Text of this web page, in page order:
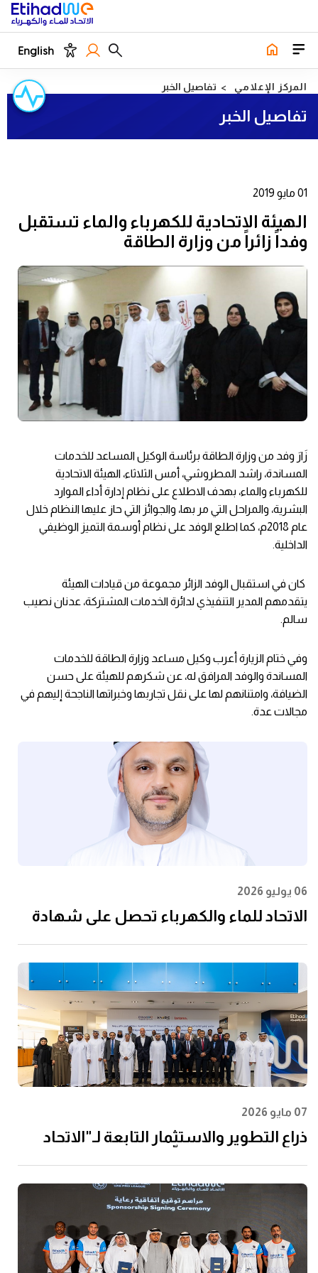
English
المركز الإعلامي تفاصيل الخبر
تفاصيل الخبر
01 مايو 2019
الهيئة الاتحادية للكهرباء والماء تستقبل
وفداً زائراً من وزارة الطاقة
زَارَ وفد من وزارة الطاقة برئاسة الوكيل المساعد للخدمات
المساندة، راشد المطروشي، أمس الثلاثاء، الهيئة الاتحادية
للكهرباء والماء، بهدف الاطلاع على نظام إدارة أداء الموارد
البشرية، والمراحل التي مر بها، والجوائز التي حاز عليها النظام خلال
عام 2018م، كما اطلع الوفد على نظام أوسمة التميز الوظيفي
الداخلية.
كان في استقبال الوفد الزائر مجموعة من قيادات الهيئة
يتقدمهم المدير التنفيذي لدائرة الخدمات المشتركة، عدنان نصيب
سالم.
وفي ختام الزيارة أعرب وكيل مساعد وزارة الطاقة للخدمات
المساندة والوفد المرافق له، عن شكرهم للهيئة على حسن
الضيافة، وامتنانهم لها على نقل تجاربها وخبراتها الناجحة إليهم في
مجالات عدة.
06 يوليو 2026
الاتحاد للماء والكهرباء تحصل على شهادة
07 مايو 2026
ذراع التطوير والاستثمار التابعة لـ"الاتحاد
الفجيرة للتحلية سعة 60 مليون جالون يوميًا